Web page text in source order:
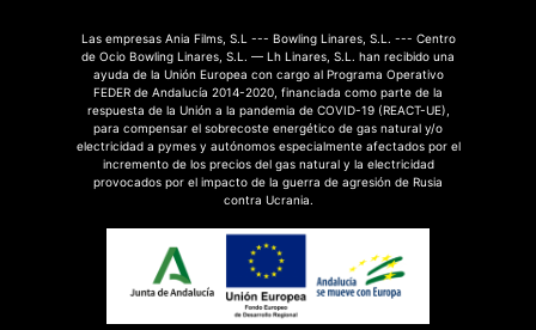
Las empresas Ania Films, S.L --- Bowling Linares, S.L. --- Centro
de Ocio Bowling Linares, S.L. — Lh Linares, S.L. han recibido una
ayuda de la Unión Europea con cargo al Programa Operativo
FEDER de Andalucía 2014-2020, financiada como parte de la
respuesta de la Unión a la pandemia de COVID-19 (REACT-UE),
para compensar el sobrecoste energético de gas natural y/o
electricidad a pymes y autónomos especialmente afectados por el
incremento de los precios del gas natural y la electricidad
provocados por el impacto de la guerra de agresión de Rusia
contra Ucrania.